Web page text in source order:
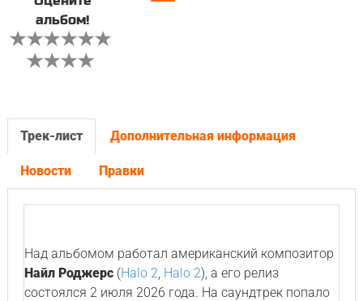
альбом!
Трек-лист Дополнительная информация
Новости Правки
Над альбомом работал американский композитор
Найл Роджерс(Halo 2, Halo 2), а его релиз
состоялся 2 июля 2026 года. На саундтрек попало